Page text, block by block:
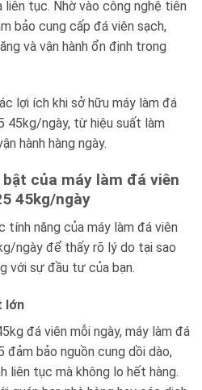
tục. Nhờ vào công nghệ tiên
bảo cung cấp đá viên sạch,
và vận hành ổn định trong
lợi ích khi sở hữu máy làm đá
45kg/ngày, từ hiệu suất làm
hành hàng ngày.
của máy làm đá viên
45kg/ngày
tính năng của máy làm đá viên
ngày để thấy rõ lý do tại sao
với sự đầu tư của bạn.
lớn
đá viên mỗi ngày, máy làm đá
đảm bảo nguồn cung dồi dào,
liên tục mà không lo hết hàng.